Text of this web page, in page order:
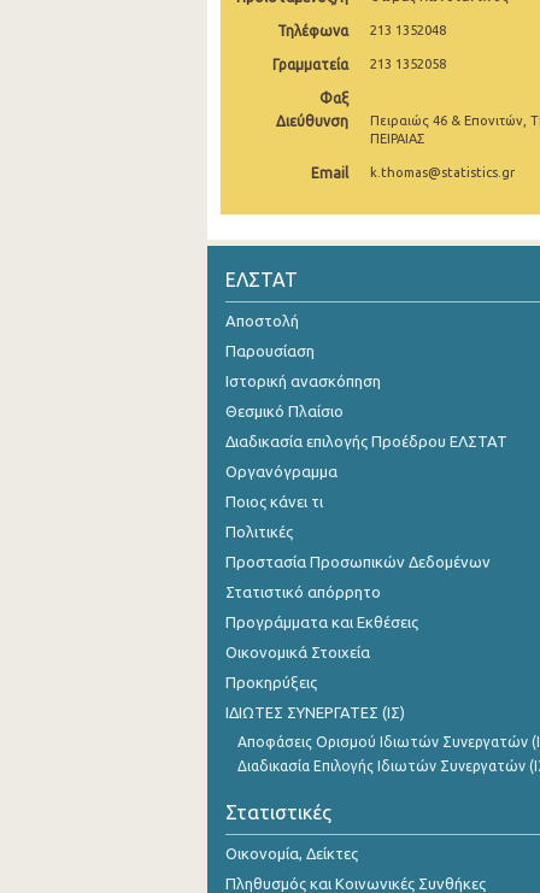
1o Τρίμηνο 2019
3o Τρίμηνο 2018
2o Τρίμηνο 2018
1o Τρίμηνο 2017
3o Τρίμηνο 2016
2o Τρίμηνο 2016
1o Τρίμηνο 2016
4o Τρίμηνο 2015
3o Τρίμηνο 2015
2o Τρίμηνο 2015
4o Τρίμηνο 2014
3o Τρίμηνο 2014
2o Τρίμηνο 2014
Τηλέφωνα 213 1352048
Γραμματεία 213 1352058
Φαξ
Διεύθυνση
Πειραιώς 46 & Επονιτών,
ΠΕΙΡΑΙΑΣ
Email k.thomas@statistics.gr
ΕΛΣΤΑΤ
Αποστολή
Παρουσίαση
Ιστορική ανασκόπηση
Θεσμικό Πλαίσιο
Διαδικασία επιλογής Προέδρου ΕΛΣΤΑΤ
Οργανόγραμμα
Ποιος κάνει τι
Πολιτικές
Προστασία Προσωπικών Δεδομένων
Στατιστικό απόρρητο
Προγράμματα και Εκθέσεις
Οικονομικά Στοιχεία
Προκηρύξεις
ΙΔΙΩΤΕΣ ΣΥΝΕΡΓΑΤΕΣ (ΙΣ)
Αποφάσεις Ορισμού Ιδιωτών Συνεργατών
Διαδικασία Επιλογής Ιδιωτών Συνεργατών
Στατιστικές
Οικονομία, Δείκτες
Πληθυσμός και Κοινωνικές Συνθήκες